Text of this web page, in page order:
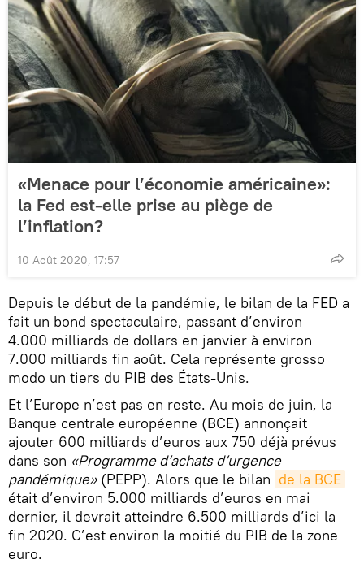
«Menace pour l’économie américaine»:
la Fed est-elle prise au piège de
l’inflation?
10 Août 2020, 17:57
Depuis le début de la pandémie, le bilan de la FED a
fait un bond spectaculaire, passant d’environ
4.000 milliards de dollars en janvier à environ
7.000 milliards fin août. Cela représente grosso
modo un tiers du PIB des États-Unis.
Et l’Europe n’est pas en reste. Au mois de juin, la
Banque centrale européenne (BCE) annonçait
ajouter 600 milliards d’euros aux 750 déjà prévus
dans son «Programme d’achats d’urgence
pandémique»(PEPP). Alors que le bilan de la BCE
était d’environ 5.000 milliards d’euros en mai
dernier, il devrait atteindre 6.500 milliards d’ici la
fin 2020. C’est environ la moitié du PIB de la zone
euro.